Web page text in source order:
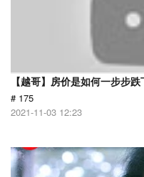
【越哥】房价是如何一步步
# 175
2021-11-03 12:23